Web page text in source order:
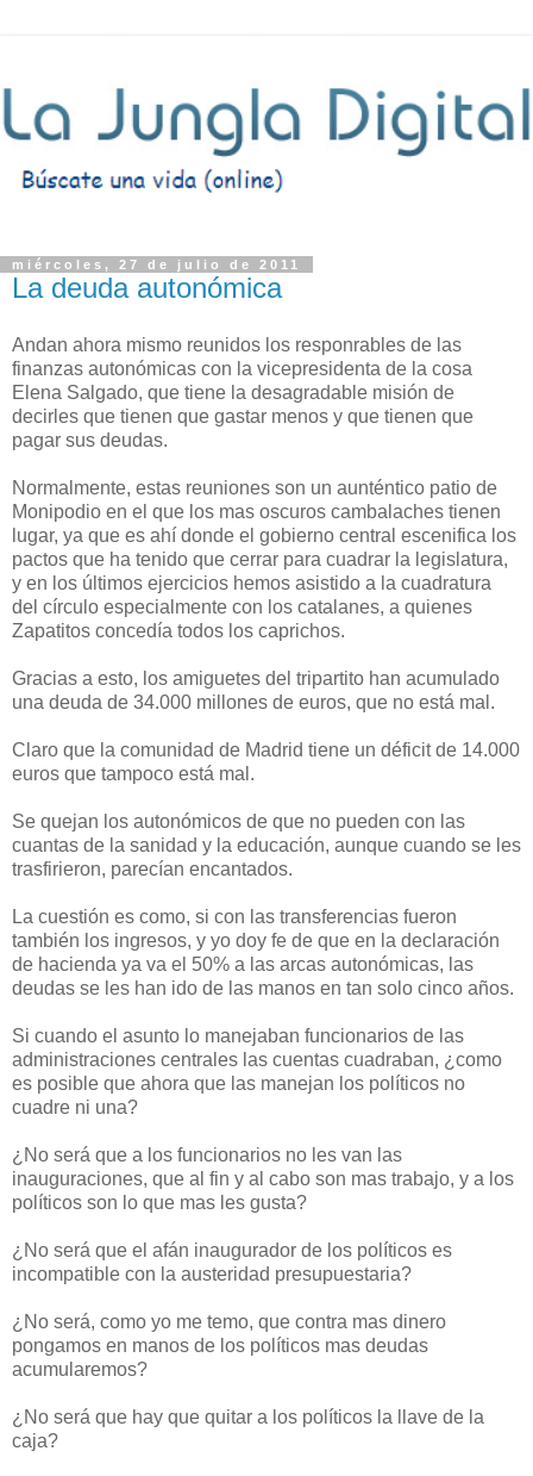
miércoles, 27 de julio de 2011
La deuda autonómica
Andan ahora mismo reunidos los responrables de las
finanzas autonómicas con la vicepresidenta de la cosa
Elena Salgado, que tiene la desagradable misión de
decirles que tienen que gastar menos y que tienen que
pagar sus deudas.
Normalmente, estas reuniones son un aunténtico patio de
Monipodio en el que los mas oscuros cambalaches tienen
lugar, ya que es ahí donde el gobierno central escenifica los
pactos que ha tenido que cerrar para cuadrar la legislatura,
y en los últimos ejercicios hemos asistido a la cuadratura
del círculo especialmente con los catalanes, a quienes
Zapatitos concedía todos los caprichos.
Gracias a esto, los amiguetes del tripartito han acumulado
una deuda de 34.000 millones de euros, que no está mal.
Claro que la comunidad de Madrid tiene un déficit de 14.000
euros que tampoco está mal.
Se quejan los autonómicos de que no pueden con las
cuantas de la sanidad y la educación, aunque cuando se les
trasfirieron, parecían encantados.
La cuestión es como, si con las transferencias fueron
también los ingresos, y yo doy fe de que en la declaración
de hacienda ya va el 50% a las arcas autonómicas, las
deudas se les han ido de las manos en tan solo cinco años.
Si cuando el asunto lo manejaban funcionarios de las
administraciones centrales las cuentas cuadraban, ¿como
es posible que ahora que las manejan los políticos no
cuadre ni una?
¿No será que a los funcionarios no les van las
inauguraciones, que al fin y al cabo son mas trabajo, y a los
políticos son lo que mas les gusta?
¿No será que el afán inaugurador de los políticos es
incompatible con la austeridad presupuestaria?
¿No será, como yo me temo, que contra mas dinero
pongamos en manos de los políticos mas deudas
acumularemos?
¿No será que hay que quitar a los políticos la llave de la
caja?